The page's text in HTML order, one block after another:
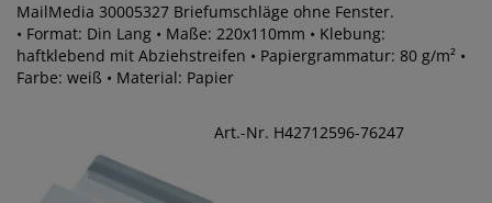
MailMedia 30005327 Briefumschläge ohne Fenster.
• Format: Din Lang • Maße: 220x110mm • Klebung:
haftklebend mit Abziehstreifen • Papiergrammatur: 80 g/m² •
Farbe: weiß • Material: Papier
Art.-Nr. H42712596-76247